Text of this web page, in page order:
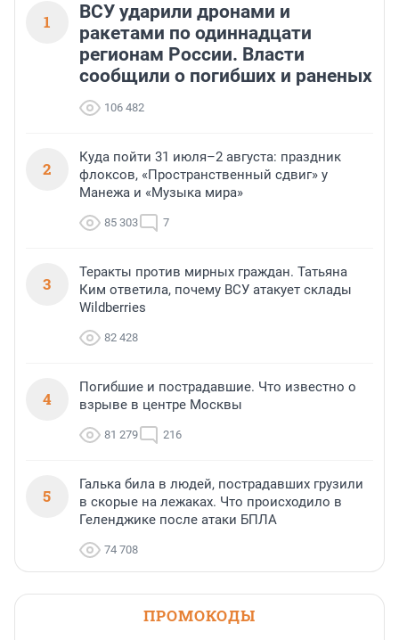
1
ВСУ ударили дронами и
ракетами по одиннадцати
регионам России. Власти
сообщили о погибших и раненых
106 482
2
Куда пойти 31 июля–2 августа: праздник
флоксов, «Пространственный сдвиг» у
Манежа и «Музыка мира»
85 303 7
3
Теракты против мирных граждан. Татьяна
Ким ответила, почему ВСУ атакует склады
Wildberries
82 428
4
Погибшие и пострадавшие. Что известно о
взрыве в центре Москвы
81 279 216
5
Галька била в людей, пострадавших грузили
в скорые на лежаках. Что происходило в
Геленджике после атаки БПЛА
74 708
ПРОМОКОДЫ